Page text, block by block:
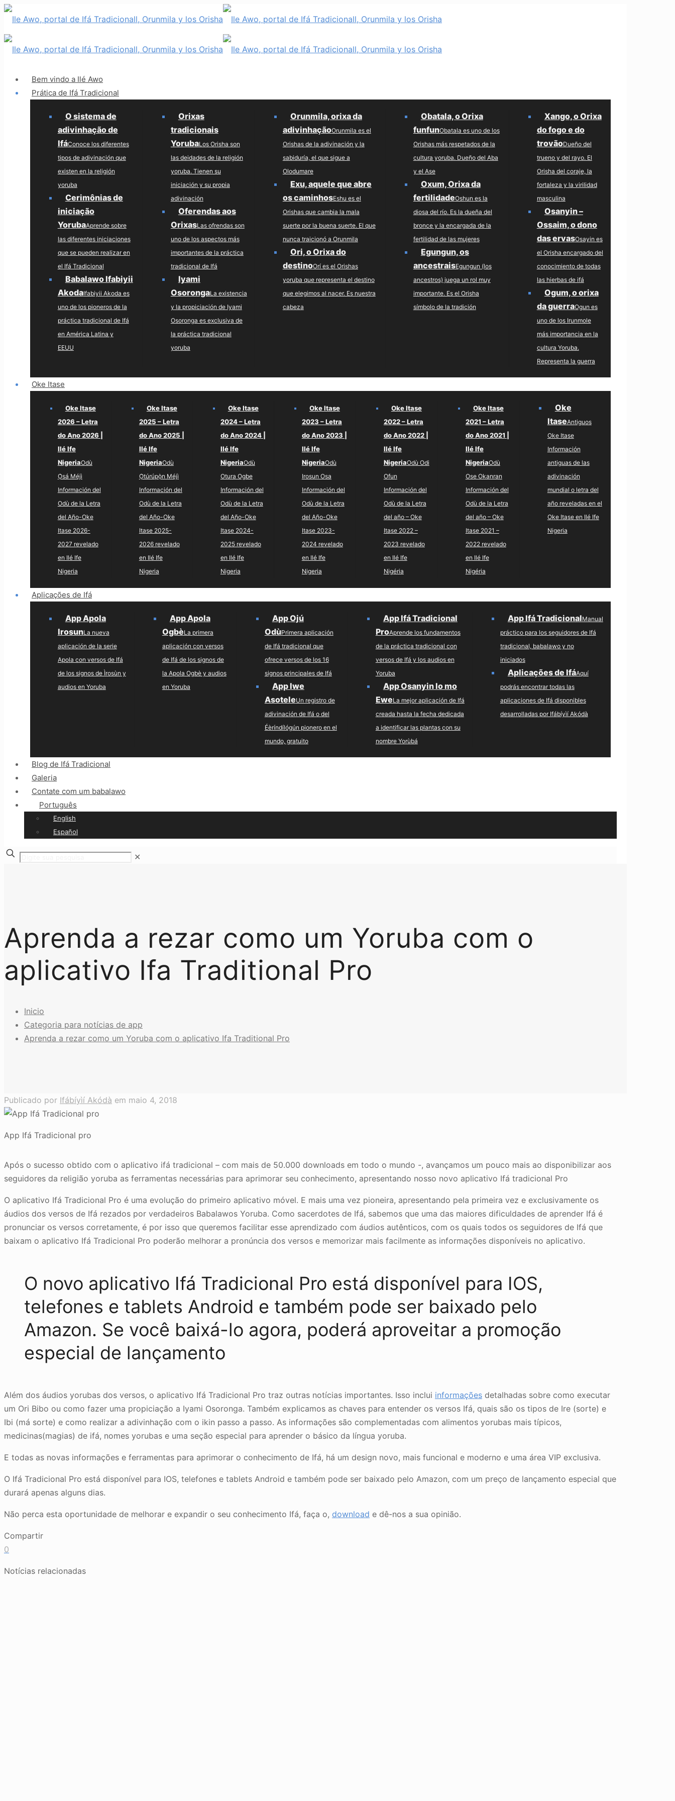
Bem vindo a Ilé Awo
Prática de Ifá Tradicional
O sistema de
adivinhação de
IfáConoce los diferentes
tipos de adivinación que
existen en la religión
yoruba
Cerimônias de
iniciação
YorubaAprende sobre
las diferentes iniciaciones
que se pueden realizar en
el Ifá Tradicional
Babalawo Ifabiyii
AkodaIfabiyii Akoda es
uno de los pioneros de la
práctica tradicional de Ifá
en América Latina y
EEUU
Orixas
tradicionais
YorubaLos Orisha son
las deidades de la religión
yoruba. Tienen su
iniciación y su propia
adivinación
Oferendas aos
OrixasLas ofrendas son
uno de los aspectos más
importantes de la práctica
tradicional de Ifá
Iyami
OsorongaLa existencia
y la propiciación de Iyami
Osoronga es exclusiva de
la práctica tradicional
yoruba
Orunmila, orixa da
adivinhaçãoOrunmila es el
Orishas de la adivinación y la
sabiduría, el que sigue a
Olodumare
Exu, aquele que abre
os caminhosEshu es el
Orishas que cambia la mala
suerte por la buena suerte. El que
nunca traicionó a Orunmila
Ori, o Orixa do
destinoOrí es el Orishas
yoruba que representa el destino
que elegimos al nacer. Es nuestra
cabeza
Obatala, o Orixa
funfunObatala es uno de los
Orishas más respetados de la
cultura yoruba. Dueño del Aba
y el Ase
Oxum, Orixa da
fertilidadeOshun es la
diosa del río. Es la dueña del
bronce y la encargada de la
fertilidad de las mujeres
Egungun, os
ancestraisEgungun (los
ancestros) juega un rol muy
importante. Es el Orisha
símbolo de la tradición
Xango, o Orixa
do fogo e do
trovãoDueño del
trueno y del rayo. El
Orisha del coraje, la
fortaleza y la virilidad
masculina
Osanyin –
Ossaim, o dono
das ervasOsayin es
el Orisha encargado del
conocimiento de todas
las hierbas de ifá
Ogum, o orixa
da guerraOgun es
uno de los Irunmole
más importancia en la
cultura Yoruba.
Representa la guerra
Oke Itase
Oke Itase
2026 – Letra
do Ano 2026 |
Ilé Ife
NigeriaOdù
Ọ̀sá Méjì
Información del
Odù de la Letra
del Año-Oke
Itase 2026-
2027 revelado
en Ilé Ife
Nigeria
Oke Itase
2025 – Letra
do Ano 2025 |
Ilé Ife
NigeriaOdù
Ọ̀túrúpọ̀n Méjì
Información del
Odù de la Letra
del Año-Oke
Itase 2025-
2026 revelado
en Ilé Ife
Nigeria
Oke Itase
2024 – Letra
do Ano 2024 |
Ilé Ife
NigeriaOdù
Otura Ogbe
Información del
Odù de la Letra
del Año-Oke
Itase 2024-
2025 revelado
en Ilé Ife
Nigeria
Oke Itase
2023 – Letra
do Ano 2023 |
Ilé Ife
NigeriaOdù
Irosun Osa
Información del
Odù de la Letra
del Año-Oke
Itase 2023-
2024 revelado
en Ilé Ife
Nigeria
Oke Itase
2022 – Letra
do Ano 2022 |
Ilé Ife
NigeriaOdù Odi
Ofun
Información del
Odù de la Letra
del año – Oke
Itase 2022 –
2023 revelado
en Ilé Ife
Nigéria
Oke Itase
2021 – Letra
do Ano 2021 |
Ilé Ife
NigeriaOdù
Ose Okanran
Información del
Odù de la Letra
del año – Oke
Itase 2021 –
2022 revelado
en Ilé Ife
Nigéria
Oke
ItaseAntiguos
Oke Itase
Información
antiguas de las
adivinación
mundial o letra del
año reveladas en el
Oke Itase en Ilé Ife
Nigeria
Aplicações de Ifá
App Apola
IrosunLa nueva
aplicación de la serie
Apola con versos de Ifá
de los signos de Ìrosùn y
audios en Yoruba
App Apola
OgbèLa primera
aplicación con versos
de Ifá de los signos de
la Apola Ogbè y audios
en Yoruba
App Ojú
OdùPrimera aplicación
de Ifá tradicional que
ofrece versos de los 16
signos principales de Ifá
App Iwe
AsoteleUn registro de
adivinación de Ifá o del
Éèríndílógún pionero en el
mundo, gratuito
App Ifá Tradicional
ProAprende los fundamentos
de la práctica tradicional con
versos de Ifá y los audios en
Yoruba
App Osanyin lo mo
EweLa mejor aplicación de Ifá
creada hasta la fecha dedicada
a identificar las plantas con su
nombre Yorùbá
App Ifá TradicionalManual
práctico para los seguidores de Ifá
tradicional, babalawo y no
iniciados
Aplicações de IfáAquí
podrás encontrar todas las
aplicaciones de Ifá disponibles
desarrolladas por Ifábíyìí Akódà
Blog de Ifá Tradicional
Galeria
Contate com um babalawo
Português
English
Español
✕
Aprenda a rezar como um Yoruba com o
aplicativo Ifa Traditional Pro
Inicio
Categoria para notícias de app
Aprenda a rezar como um Yoruba com o aplicativo Ifa Traditional Pro
Publicado por Ifábíyìí Akódà em maio 4, 2018
App Ifá Tradicional pro
Após o sucesso obtido com o aplicativo ifá tradicional – com mais de 50.000 downloads em todo o mundo -, avançamos um pouco mais ao disponibilizar aos
seguidores da religião yoruba as ferramentas necessárias para aprimorar seu conhecimento, apresentando nosso novo aplicativo Ifá tradicional Pro
O aplicativo Ifá Tradicional Pro é uma evolução do primeiro aplicativo móvel. E mais uma vez pioneira, apresentando pela primeira vez e exclusivamente os
áudios dos versos de Ifá rezados por verdadeiros Babalawos Yoruba. Como sacerdotes de Ifá, sabemos que uma das maiores dificuldades de aprender Ifá é
pronunciar os versos corretamente, é por isso que queremos facilitar esse aprendizado com áudios autênticos, com os quais todos os seguidores de Ifá que
baixam o aplicativo Ifá Tradicional Pro poderão melhorar a pronúncia dos versos e memorizar mais facilmente as informações disponíveis no aplicativo.
O novo aplicativo Ifá Tradicional Pro está disponível para IOS,
telefones e tablets Android e também pode ser baixado pelo
Amazon. Se você baixá-lo agora, poderá aproveitar a promoção
especial de lançamento
Além dos áudios yorubas dos versos, o aplicativo Ifá Tradicional Pro traz outras notícias importantes. Isso inclui informações detalhadas sobre como executar
um Ori Bibo ou como fazer uma propiciação a Iyami Osoronga. Também explicamos as chaves para entender os versos Ifá, quais são os tipos de Ire (sorte) e
Ibi (má sorte) e como realizar a adivinhação com o ikin passo a passo. As informações são complementadas com alimentos yorubas mais típicos,
medicinas(magias) de ifá, nomes yorubas e uma seção especial para aprender o básico da língua yoruba.
E todas as novas informações e ferramentas para aprimorar o conhecimento de Ifá, há um design novo, mais funcional e moderno e uma área VIP exclusiva.
O Ifá Tradicional Pro está disponível para IOS, telefones e tablets Android e também pode ser baixado pelo Amazon, com um preço de lançamento especial que
durará apenas alguns dias.
Não perca esta oportunidade de melhorar e expandir o seu conhecimento Ifá, faça o, download e dê-nos a sua opinião.
Compartir
0
Notícias relacionadas